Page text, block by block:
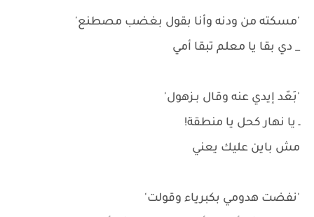
'مسكته من ودنه وأنا بقول بغضب مصطنع'
_ دي بقا يا معلم تبقا أمي
'بَعّد إيدي عنه وقال بـزهول'
ـ يا نهار كحل يا منطقة!
مش باين عليك يعني
'نفضت هدومي بكبرياء وقولت'